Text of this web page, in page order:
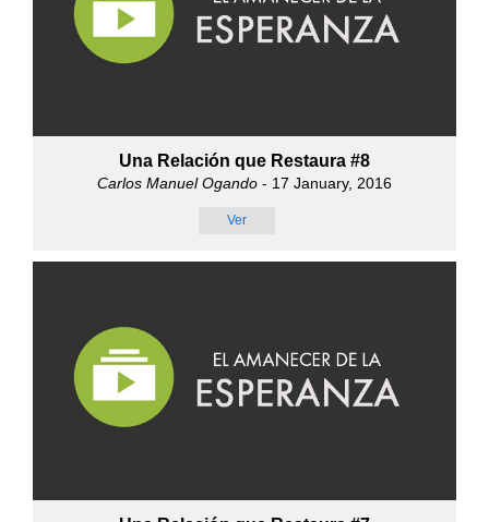
Una Relación que Restaura #8
Carlos Manuel Ogando - 17 January, 2016
Ver